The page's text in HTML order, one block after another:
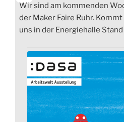
Wir sind am kommenden
der Maker Faire Ruhr.
uns in der Energiehalle